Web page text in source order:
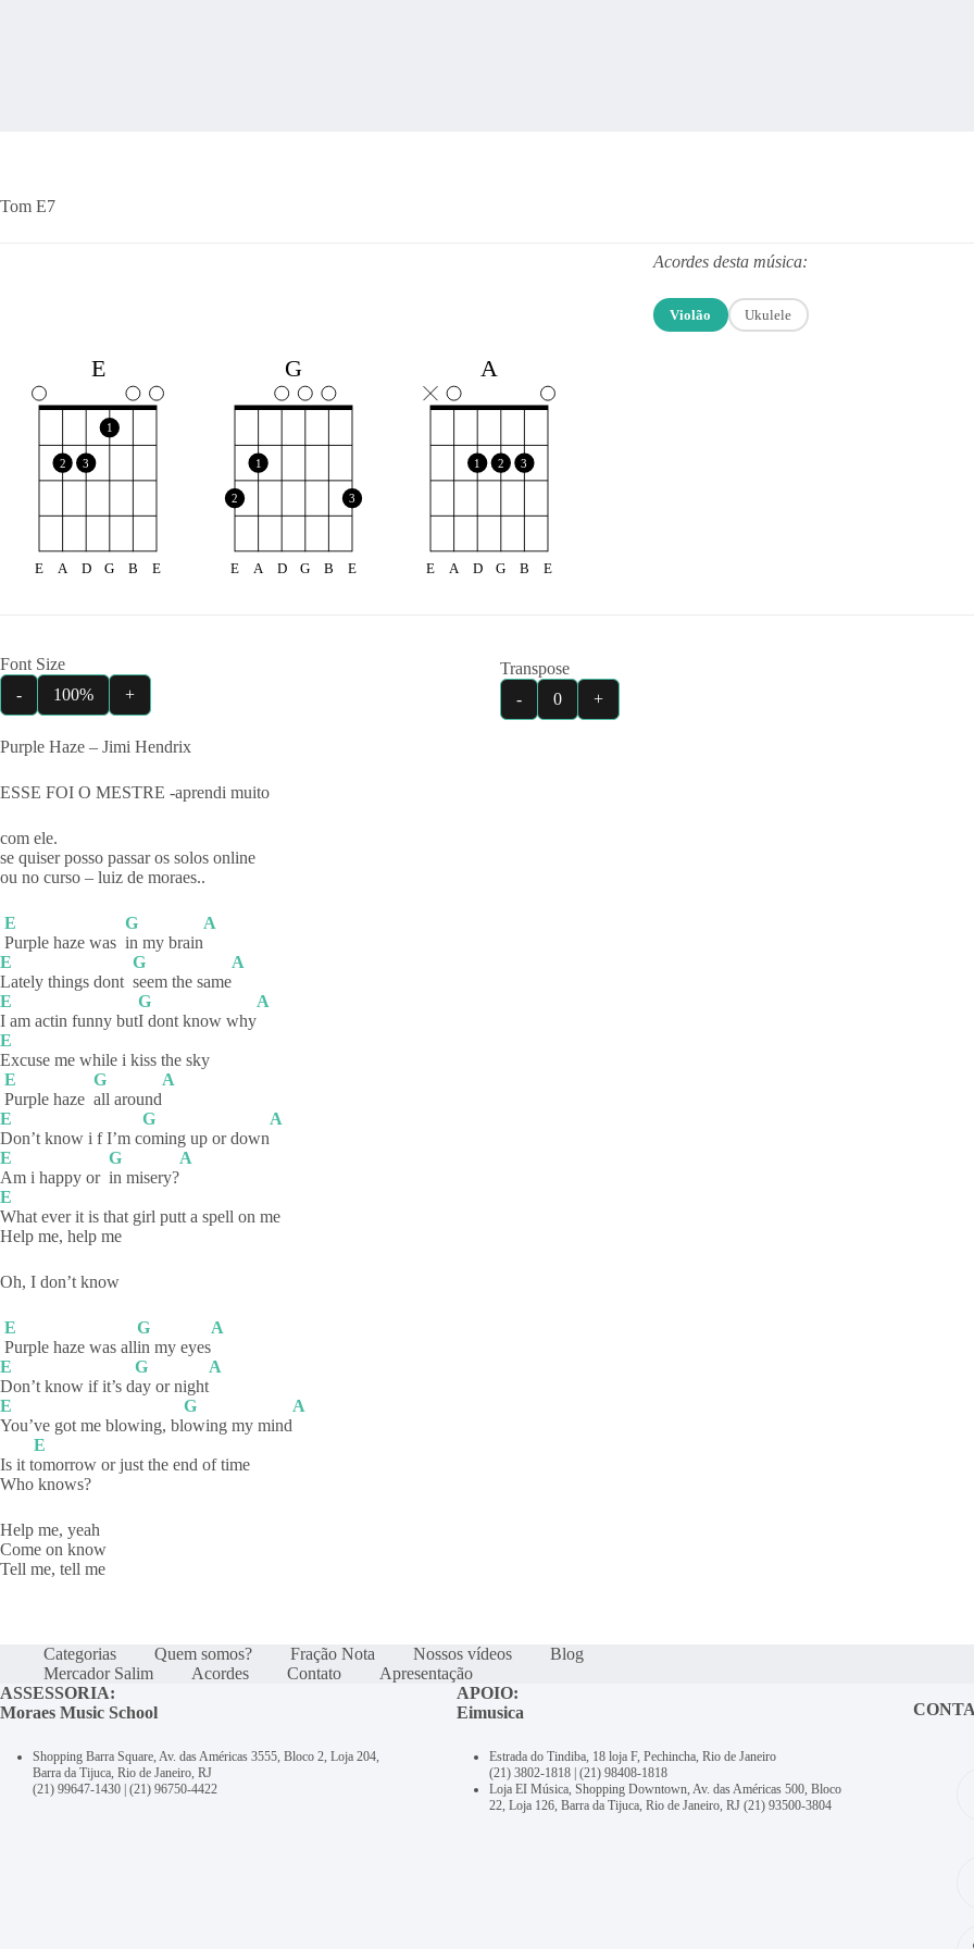
Tom E7
Acordes desta música:
Violão Ukulele
E
2 3
1
E A D G B E
G
2
1
3
E A D G B E
A
1 2 3
E A D G B E
Font Size
-
100% +
Transpose
-
0 +
Purple Haze – Jimi Hendrix
ESSE FOI O MESTRE -aprendi muito
com ele.
se quiser posso passar os solos online
ou no curso – luiz de moraes..
E
Purple haze was
G
in my brain
A
E
Lately things dont
G
seem the same
A
E
I am actin funny but
G
I dont know why
A
E
Excuse me while i kiss the sky
E
Purple haze
G
all around
A
E
Don’t know i f I’m c
G
oming up or down
A
E
Am i happy or
G
in misery?
A
E
What ever it is that girl putt a spell on me
Help me, help me
Oh, I don’t know
E
Purple haze was all
G
in my eyes
A
E
Don’t know if it’s d
G
ay or night
A
E
You’ve got me blowing, bl
G
owing my mind
A
Is it t
E
omorrow or just the end of time
Who knows?
Help me, yeah
Come on know
Tell me, tell me
Categorias Quem somos? Fração Nota Nossos vídeos
Blog
Mercador Salim
Acordes Contato
Apresentação
ASSESSORIA:
Moraes Music School
Shopping Barra Square, Av. das Américas 3555, Bloco 2, Loja 204,
Barra da Tijuca, Rio de Janeiro, RJ
(21) 99647-1430 | (21) 96750-4422
APOIO:
Eimusica
Estrada do Tindiba, 18 loja F, Pechincha, Rio de Janeiro
(21) 3802-1818| (21) 98408-1818
Loja EI Música, Shopping Downtown, Av. das Américas 500, Bloco
22, Loja 126, Barra da Tijuca, Rio de Janeiro, RJ (21) 93500-3804